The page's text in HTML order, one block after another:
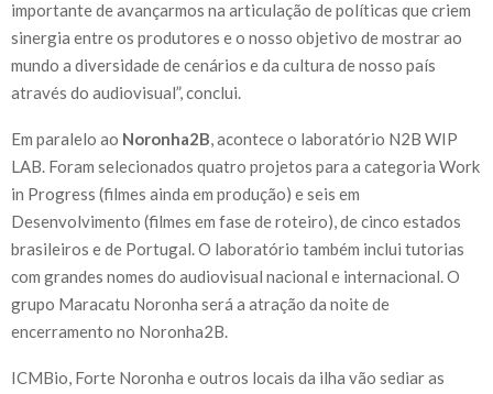
importante de avançarmos na articulação de políticas que criem
sinergia entre os produtores e o nosso objetivo de mostrar ao
mundo a diversidade de cenários e da cultura de nosso país
através do audiovisual”, conclui.
Em paralelo ao Noronha2B, acontece o laboratório N2B WIP
LAB. Foram selecionados quatro projetos para a categoria Work
in Progress (filmes ainda em produção) e seis em
Desenvolvimento (filmes em fase de roteiro), de cinco estados
brasileiros e de Portugal. O laboratório também inclui tutorias
com grandes nomes do audiovisual nacional e internacional. O
grupo Maracatu Noronha será a atração da noite de
encerramento no Noronha2B.
ICMBio, Forte Noronha e outros locais da ilha vão sediar as